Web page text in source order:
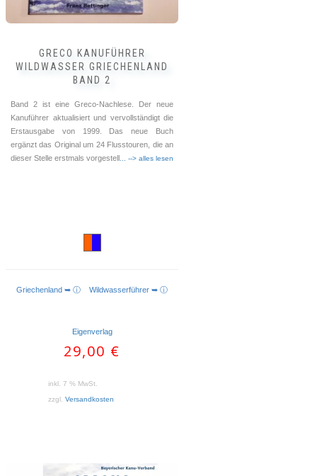
GRECO KANUFÜHRER
WILDWASSER GRIECHENLAND
BAND 2
Band 2 ist eine Greco-Nachlese. Der neue
Kanuführer aktualisiert und vervollständigt die
Erstausgabe von 1999. Das neue Buch
ergänzt das Original um 24 Flusstouren, die an
dieser Stelle erstmals vorgestell ... --> alles lesen
WEITERLESEN
Griechenland ➥ ⓘ Wildwasserführer ➥ ⓘ
Eigenverlag
29,00 €
inkl. 7 % MwSt.
zzgl. Versandkosten